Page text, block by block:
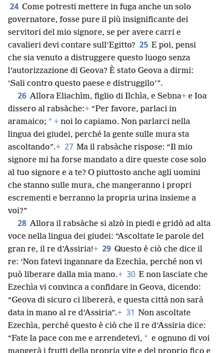
24 Come potresti mettere in fuga anche un solo
governatore, fosse pure il più insignificante dei
servitori del mio signore, se per avere carri e
cavalieri devi contare sull’Egitto? 25 E poi, pensi
che sia venuto a distruggere questo luogo senza
l’autorizzazione di Geova? È stato Geova a dirmi:
‘Sali contro questo paese e distruggilo’”.
26 Allora Eliachìm, figlio di Ilchìa, e Sebna+ e Ioa
dissero al rabsàche:+ “Per favore, parlaci in
aramaico; * + noi lo capiamo. Non parlarci nella
lingua dei giudei, perché la gente sulle mura sta
ascoltando”.+ 27 Ma il rabsàche rispose: “Il mio
signore mi ha forse mandato a dire queste cose solo
al tuo signore e a te? O piuttosto anche agli uomini
che stanno sulle mura, che mangeranno i propri
escrementi e berranno la propria urina insieme a
voi?”
28 Allora il rabsàche si alzò in piedi e gridò ad alta
voce nella lingua dei giudei: “Ascoltate le parole del
gran re, il re d’Assiria!+ 29 Questo è ciò che dice il
re: ‘Non fatevi ingannare da Ezechìa, perché non vi
può liberare dalla mia mano.+ 30 E non lasciate che
Ezechìa vi convinca a confidare in Geova, dicendo:
“Geova di sicuro ci libererà, e questa città non sarà
data in mano al re d’Assiria”.+ 31 Non ascoltate
Ezechìa, perché questo è ciò che il re d’Assiria dice:
“Fate la pace con me e arrendetevi, * e ognuno di voi